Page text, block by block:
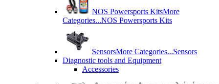
NOS Powersports KitsMore
Categories...NOS Powersports Kits
SensorsMore Categories...Sensors
Diagnostic tools and Equipment
Accessories